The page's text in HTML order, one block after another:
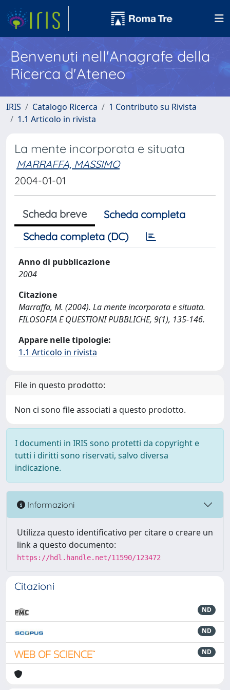
Benvenuti nell'Anagrafe della
Ricerca d'Ateneo
IRIS Catalogo Ricerca
1 Contributo su Rivista
1.1 Articolo in rivista
La mente incorporata e situata
MARRAFFA, MASSIMO
2004-01-01
Scheda breve
Scheda completa
Scheda completa (DC)
Anno di pubblicazione
2004
Citazione
Marraffa, M. (2004). La mente incorporata e situata.
FILOSOFIA E QUESTIONI PUBBLICHE, 9(1), 135-146.
Appare nelle tipologie:
1.1 Articolo in rivista
File in questo prodotto:
Non ci sono file associati a questo prodotto.
I documenti in IRIS sono protetti da copyright e
tutti i diritti sono riservati, salvo diversa
indicazione.
Informazioni
Utilizza questo identificativo per citare o creare un
link a questo documento:
https://hdl.handle.net/11590/123472
Citazioni
ND
ND
ND